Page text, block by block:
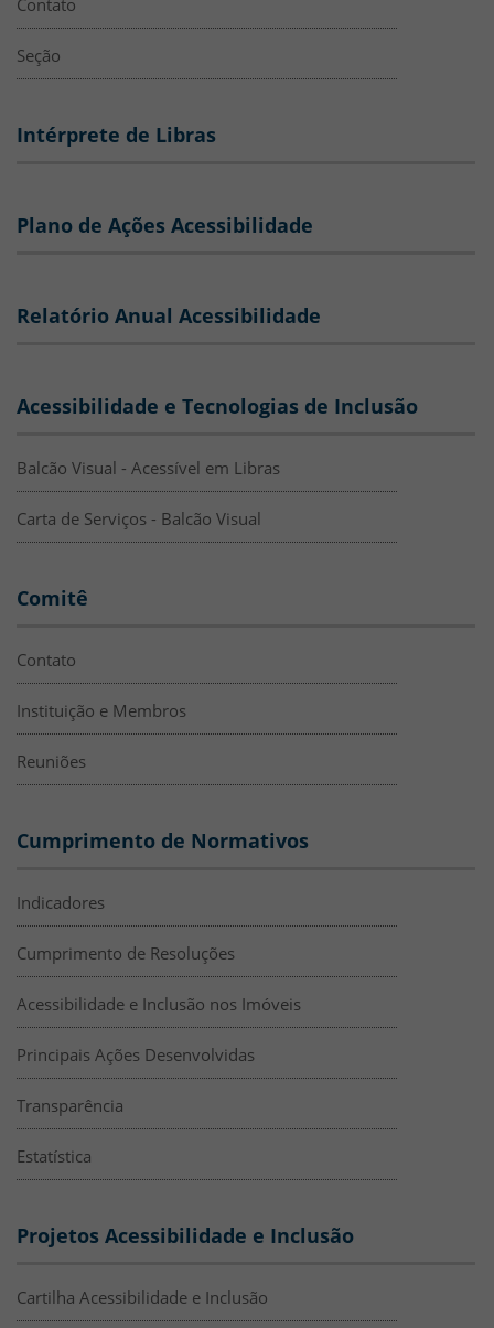
Contato
Seção
Intérprete de Libras
Plano de Ações Acessibilidade
Relatório Anual Acessibilidade
Acessibilidade e Tecnologias de Inclusão
Balcão Visual - Acessível em Libras
Carta de Serviços - Balcão Visual
Comitê
Contato
Instituição e Membros
Reuniões
Cumprimento de Normativos
Indicadores
Cumprimento de Resoluções
Acessibilidade e Inclusão nos Imóveis
Principais Ações Desenvolvidas
Transparência
Estatística
Projetos Acessibilidade e Inclusão
Cartilha Acessibilidade e Inclusão